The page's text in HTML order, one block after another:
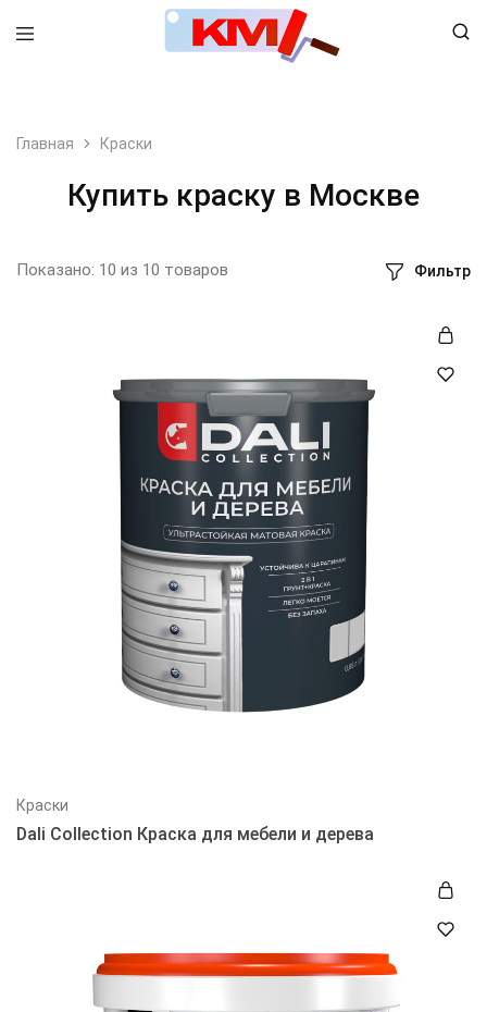
8 (495) 798-99-78
Главная Краски
Купить краску в Москве
Показано: 10 из 10 товаров Фильтр
Краски
Dali Collection Краска для мебели и дерева